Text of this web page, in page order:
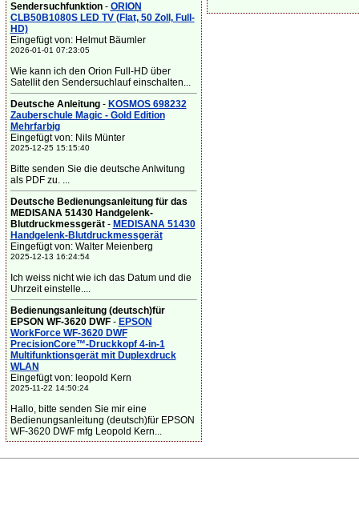
Sendersuchfunktion- ORION
CLB50B1080S LED TV (Flat, 50 Zoll, Full-
HD)
Eingefügt von: Helmut Bäumler
2026-01-01 07:23:05
Wie kann ich den Orion Full-HD über
Satellit den Sendersuchlauf einschalten...
Deutsche Anleitung- KOSMOS 698232
Zauberschule Magic - Gold Edition
Mehrfarbig
Eingefügt von: Nils Münter
2025-12-25 15:15:40
Bitte senden Sie die deutsche Anlwitung
als PDF zu. ...
Deutsche Bedienungsanleitung für das
MEDISANA 51430 Handgelenk-
Blutdruckmessgerät- MEDISANA 51430
Handgelenk-Blutdruckmessgerät
Eingefügt von: Walter Meienberg
2025-12-13 16:24:54
Ich weiss nicht wie ich das Datum und die
Uhrzeit einstelle....
Bedienungsanleitung (deutsch)für
EPSON WF-3620 DWF- EPSON
WorkForce WF-3620 DWF
PrecisionCore™-Druckkopf 4-in-1
Multifunktionsgerät mit Duplexdruck
WLAN
Eingefügt von: leopold Kern
2025-11-22 14:50:24
Hallo, bitte senden Sie mir eine
Bedienungsanleitung (deutsch)für EPSON
WF-3620 DWF mfg Leopold Kern...